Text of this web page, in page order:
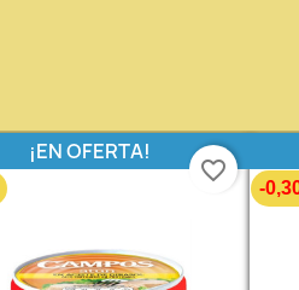
¡EN OFERTA!
favorite_border
-